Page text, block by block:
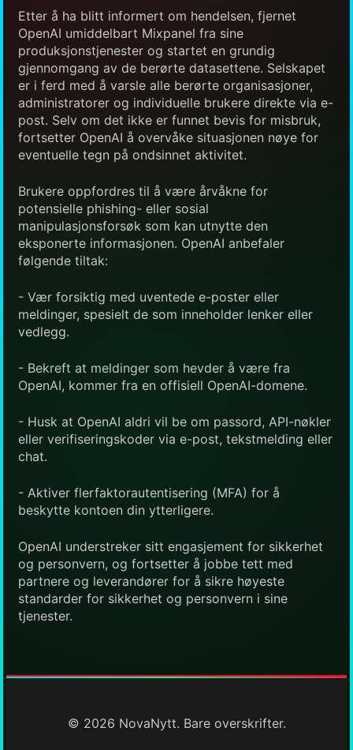
Etter å ha blitt informert om hendelsen, fjernet
OpenAI umiddelbart Mixpanel fra sine
produksjonstjenester og startet en grundig
gjennomgang av de berørte datasettene. Selskapet
er i ferd med å varsle alle berørte organisasjoner,
administratorer og individuelle brukere direkte via e-
post. Selv om det ikke er funnet bevis for misbruk,
fortsetter OpenAI å overvåke situasjonen nøye for
eventuelle tegn på ondsinnet aktivitet.
Brukere oppfordres til å være årvåkne for
potensielle phishing- eller sosial
manipulasjonsforsøk som kan utnytte den
eksponerte informasjonen. OpenAI anbefaler
følgende tiltak:
- Vær forsiktig med uventede e-poster eller
meldinger, spesielt de som inneholder lenker eller
vedlegg.
- Bekreft at meldinger som hevder å være fra
OpenAI, kommer fra en offisiell OpenAI-domene.
- Husk at OpenAI aldri vil be om passord, API-nøkler
eller verifiseringskoder via e-post, tekstmelding eller
chat.
- Aktiver flerfaktorautentisering (MFA) for å
beskytte kontoen din ytterligere.
OpenAI understreker sitt engasjement for sikkerhet
og personvern, og fortsetter å jobbe tett med
partnere og leverandører for å sikre høyeste
standarder for sikkerhet og personvern i sine
tjenester.
© 2026 NovaNytt. Bare overskrifter.